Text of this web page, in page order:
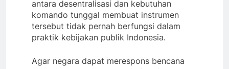
antara desentralisasi dan kebutuhan
komando tunggal membuat instrumen
tersebut tidak pernah berfungsi dalam
praktik kebijakan publik Indonesia.
Agar negara dapat merespons bencana